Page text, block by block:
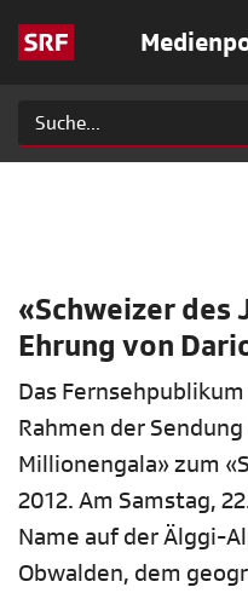
«Schweizer des
Ehrung von
Das
Rahmen der
Millionengala» zum
2012. Am Samstag,
Name auf der Älggi-
Obwalden, dem